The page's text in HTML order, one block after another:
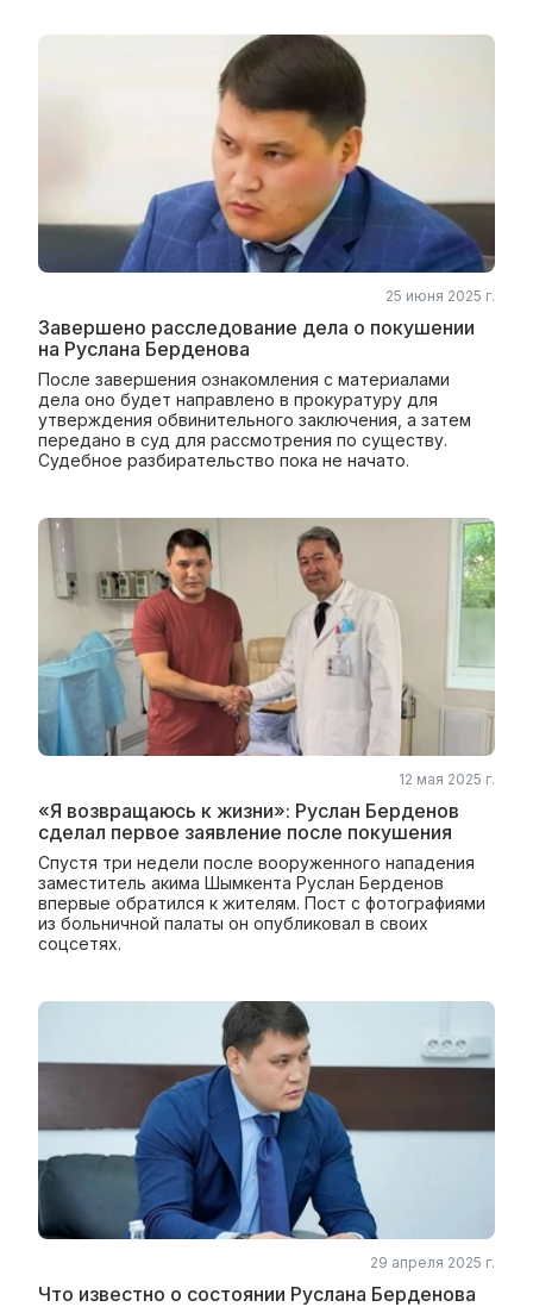
25 июня 2025 г.
Завершено расследование дела о покушении
на Руслана Берденова
После завершения ознакомления с материалами
дела оно будет направлено в прокуратуру для
утверждения обвинительного заключения, а затем
передано в суд для рассмотрения по существу.
Судебное разбирательство пока не начато.
12 мая 2025 г.
«Я возвращаюсь к жизни»: Руслан Берденов
сделал первое заявление после покушения
Спустя три недели после вооруженного нападения
заместитель акима Шымкента Руслан Берденов
впервые обратился к жителям. Пост с фотографиями
из больничной палаты он опубликовал в своих
соцсетях.
29 апреля 2025 г.
Что известно о состоянии Руслана Берденова